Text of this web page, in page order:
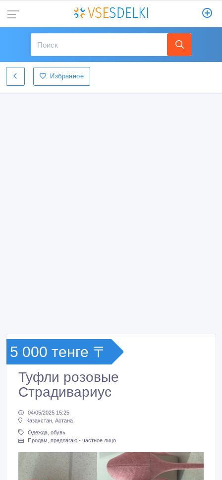
Избранное
5 000 тенге 〒
Туфли розовые
Страдивариус
04/05/2025 15:25
Казахстан, Астана
Одежда, обувь
Продам, предлагаю - частное лицо